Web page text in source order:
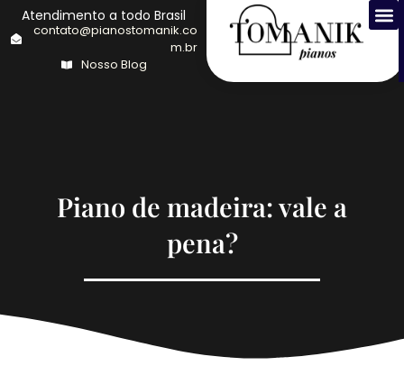
Atendimento a todo Brasil
contato@pianostomanik.co
m.br
Nosso Blog
Piano de madeira: vale a
pena?